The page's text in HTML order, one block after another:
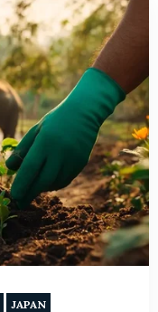
JAPAN